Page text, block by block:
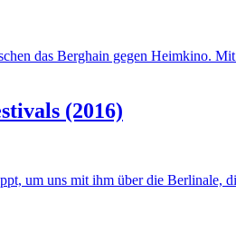
das Berghain gegen Heimkino.
(2016)
um uns mit ihm über die Berlinale,